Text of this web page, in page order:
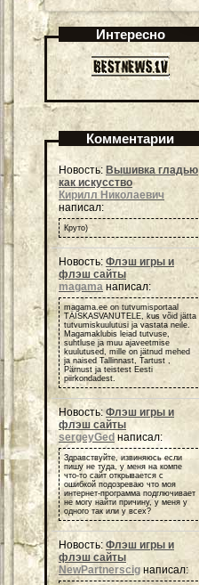
Интересно
Комментарии
Новость: Вышивка гладью
как искусство
Кирилл Николаевич
написал:
Круто)
Новость: Флэш игры и
флэш сайты
magama написал:
magama.ee on tutvumisportaal
TÄISKASVANUTELE, kus võid jätta
tutvumiskuulutusi ja vastata neile.
Magamaklubis leiad tutvuse,
suhtluse ja muu ajaveetmise
kuulutused, mille on jätnud mehed
ja naised Tallinnast, Tartust ,
Pärnust ja teistest Eesti
piirkondadest.
Новость:Флэш игры и
флэш сайты
sergeyGed написал:
Здравствуйте, извиняюсь если
пишу не туда, у меня на компе
что-то сайт открывается с
ошибкой подозреваю что моя
интернет-программа подглючивает
не могу найти причину, у меня у
одного так или у всех?
Новость: Флэш игры и
флэш сайты
NewPartnerscig написал: